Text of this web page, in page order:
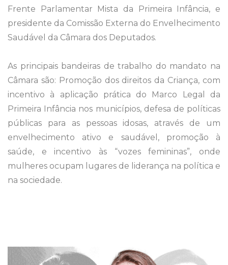
Frente Parlamentar Mista da Primeira Infância, e
presidente da Comissão Externa do Envelhecimento
Saudável da Câmara dos Deputados.
As principais bandeiras de trabalho do mandato na
Câmara são: Promoção dos direitos da Criança, com
incentivo à aplicação prática do Marco Legal da
Primeira Infância nos municípios, defesa de políticas
públicas para as pessoas idosas, através de um
envelhecimento ativo e saudável, promoção à
saúde, e incentivo às “vozes femininas”, onde
mulheres ocupam lugares de liderança na política e
na sociedade.